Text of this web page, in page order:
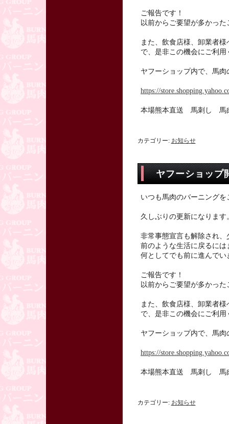
ご報告です！
以前からご要望が多かっ
また、飲食店様、卸業者
で、是非この機会にご利用
ヤフーショップ内で、馬
https://
本場熊本直送 馬刺し 馬
カテゴリー: お知らせ
ヤフーショップ
いつも馬肉のバーニング
久しぶりの更新になります
非常事態宣言も解除され
前のような生活に戻るに
何としてでも前に進んでい
ご報告です！
以前からご要望が多かっ
また、飲食店様、卸業者
で、是非この機会にご利用
ヤフーショップ内で、馬
https://
本場熊本直送 馬刺し 馬
カテゴリー: お知らせ